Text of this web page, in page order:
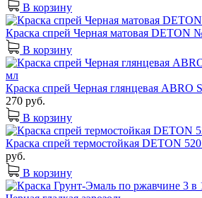
В корзину
Краска спрей Черная матовая DETON
В корзину
Краска спрей Черная глянцевая ABRO
270 руб.
В корзину
Краска спрей термостойкая DETON
руб.
В корзину